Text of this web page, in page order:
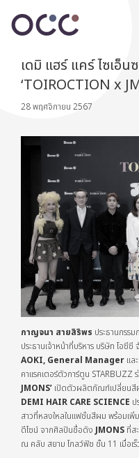
เดมิ แฮร์ แคร์ ไซเอ็น
‘TOIROCTION x
28 พฤศจิกายน 2567
กาญจนา สายสิริพร ประธานกรรม
ประธานเจ้าหน้าที่บริหาร บริษัท โอซี
AOKI, General Manager และ
คาแรคเตอร์ตัวการ์ตูน STARBUZZ
JMONS’ เปิดตัวผลิตภัณฑ์เปลี่ยนสี
DEMI HAIR CARE SCIENCE
สาวที่หลงใหลในแฟชั่นสีผม พร้อมเ
ดีไซน์ จากศิลปินชื่อดัง JMONS ที่ส
ณ คลับ สยาม โกลว์ฟิช ชั้น 11 เมื่อเ